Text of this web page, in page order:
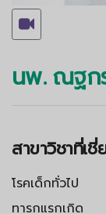
นพ. ณฐก
สาขาวิชาที่เ
โรคเด็กทั่วไป
ทารกแรกเกิด